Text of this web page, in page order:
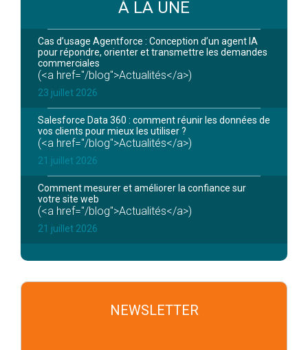
À LA UNE
Cas d’usage Agentforce : Conception d’un agent IA
pour répondre, orienter et transmettre les demandes
commerciales
(<a href="/blog">Actualités</a>)
23 juillet 2026
Salesforce Data 360 : comment réunir les données de
vos clients pour mieux les utiliser ?
(<a href="/blog">Actualités</a>)
21 juillet 2026
Comment mesurer et améliorer la confiance sur
votre site web
(<a href="/blog">Actualités</a>)
21 juillet 2026
NEWSLETTER